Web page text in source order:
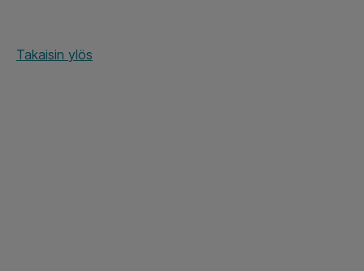
Takaisin ylös